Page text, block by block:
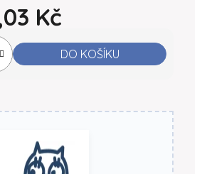
Kč
DO KOŠÍKU